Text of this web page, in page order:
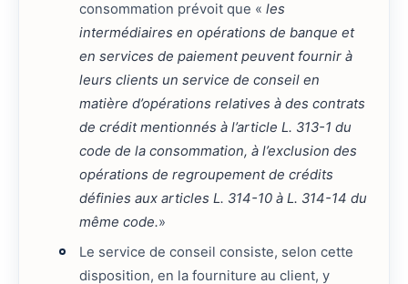
consommation prévoit que «les
intermédiaires en opérations de banque et
en services de paiement peuvent fournir à
leurs clients un service de conseil en
matière d’opérations relatives à des contrats
de crédit mentionnés à l’article L. 313-1 du
code de la consommation, à l’exclusion des
opérations de regroupement de crédits
définies aux articles L. 314-10 à L. 314-14 du
même code.»
Le service de conseil consiste, selon cette
disposition, en la fourniture au client, y